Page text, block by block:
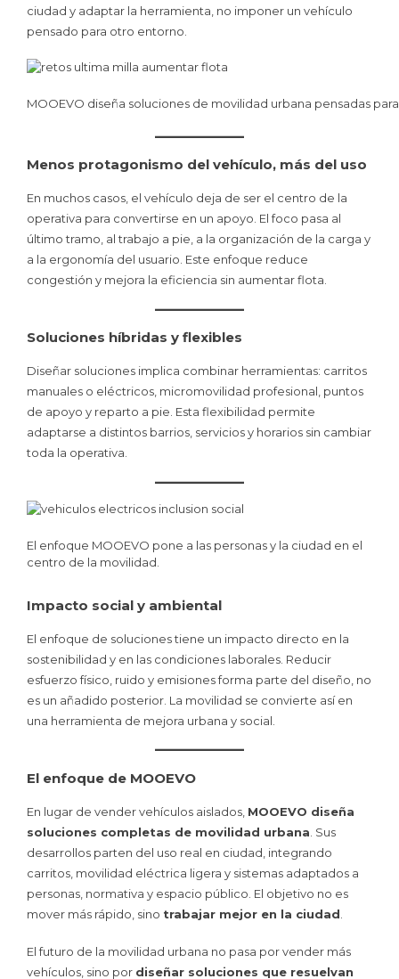
ciudad y adaptar la herramienta, no imponer un vehículo
pensado para otro entorno.
MOOEVO diseña soluciones de movilidad urbana pensadas
Menos protagonismo del vehículo, más del uso
En muchos casos, el vehículo deja de ser el centro de la
operativa para convertirse en un apoyo. El foco pasa al
último tramo, al trabajo a pie, a la organización de la carga y
a la ergonomía del usuario. Este enfoque reduce
congestión y mejora la eficiencia sin aumentar flota.
Soluciones híbridas y flexibles
Diseñar soluciones implica combinar herramientas: carritos
manuales o eléctricos, micromovilidad profesional, puntos
de apoyo y reparto a pie. Esta flexibilidad permite
adaptarse a distintos barrios, servicios y horarios sin cambiar
toda la operativa.
El enfoque MOOEVO pone a las personas y la ciudad en el
centro de la movilidad.
Impacto social y ambiental
El enfoque de soluciones tiene un impacto directo en la
sostenibilidad y en las condiciones laborales. Reducir
esfuerzo físico, ruido y emisiones forma parte del diseño, no
es un añadido posterior. La movilidad se convierte así en
una herramienta de mejora urbana y social.
El enfoque de MOOEVO
En lugar de vender vehículos aislados, MOOEVO diseña
soluciones completas de movilidad urbana . Sus
desarrollos parten del uso real en ciudad, integrando
carritos, movilidad eléctrica ligera y sistemas adaptados a
personas, normativa y espacio público. El objetivo no es
mover más rápido, sino trabajar mejor en la ciudad
El futuro de la movilidad urbana no pasa por vender más
vehículos, sino por diseñar soluciones que resuelvan